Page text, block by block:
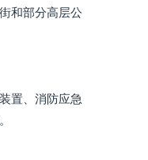
和部分高层公
置、消防应急